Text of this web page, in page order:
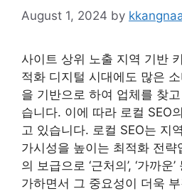
August 1, 2024 by
사이트 상위 노출 지역 기반
적화 디지털 시대에도 많은
을 기반으로 하여 업체를 찾
습니다. 이에 따라 로컬 SEO
고 있습니다. 로컬 SEO는 지
가시성을 높이는 최적화 전
의 보급으로 ‘근처의’, ‘가까운
가하면서 그 중요성이 더욱